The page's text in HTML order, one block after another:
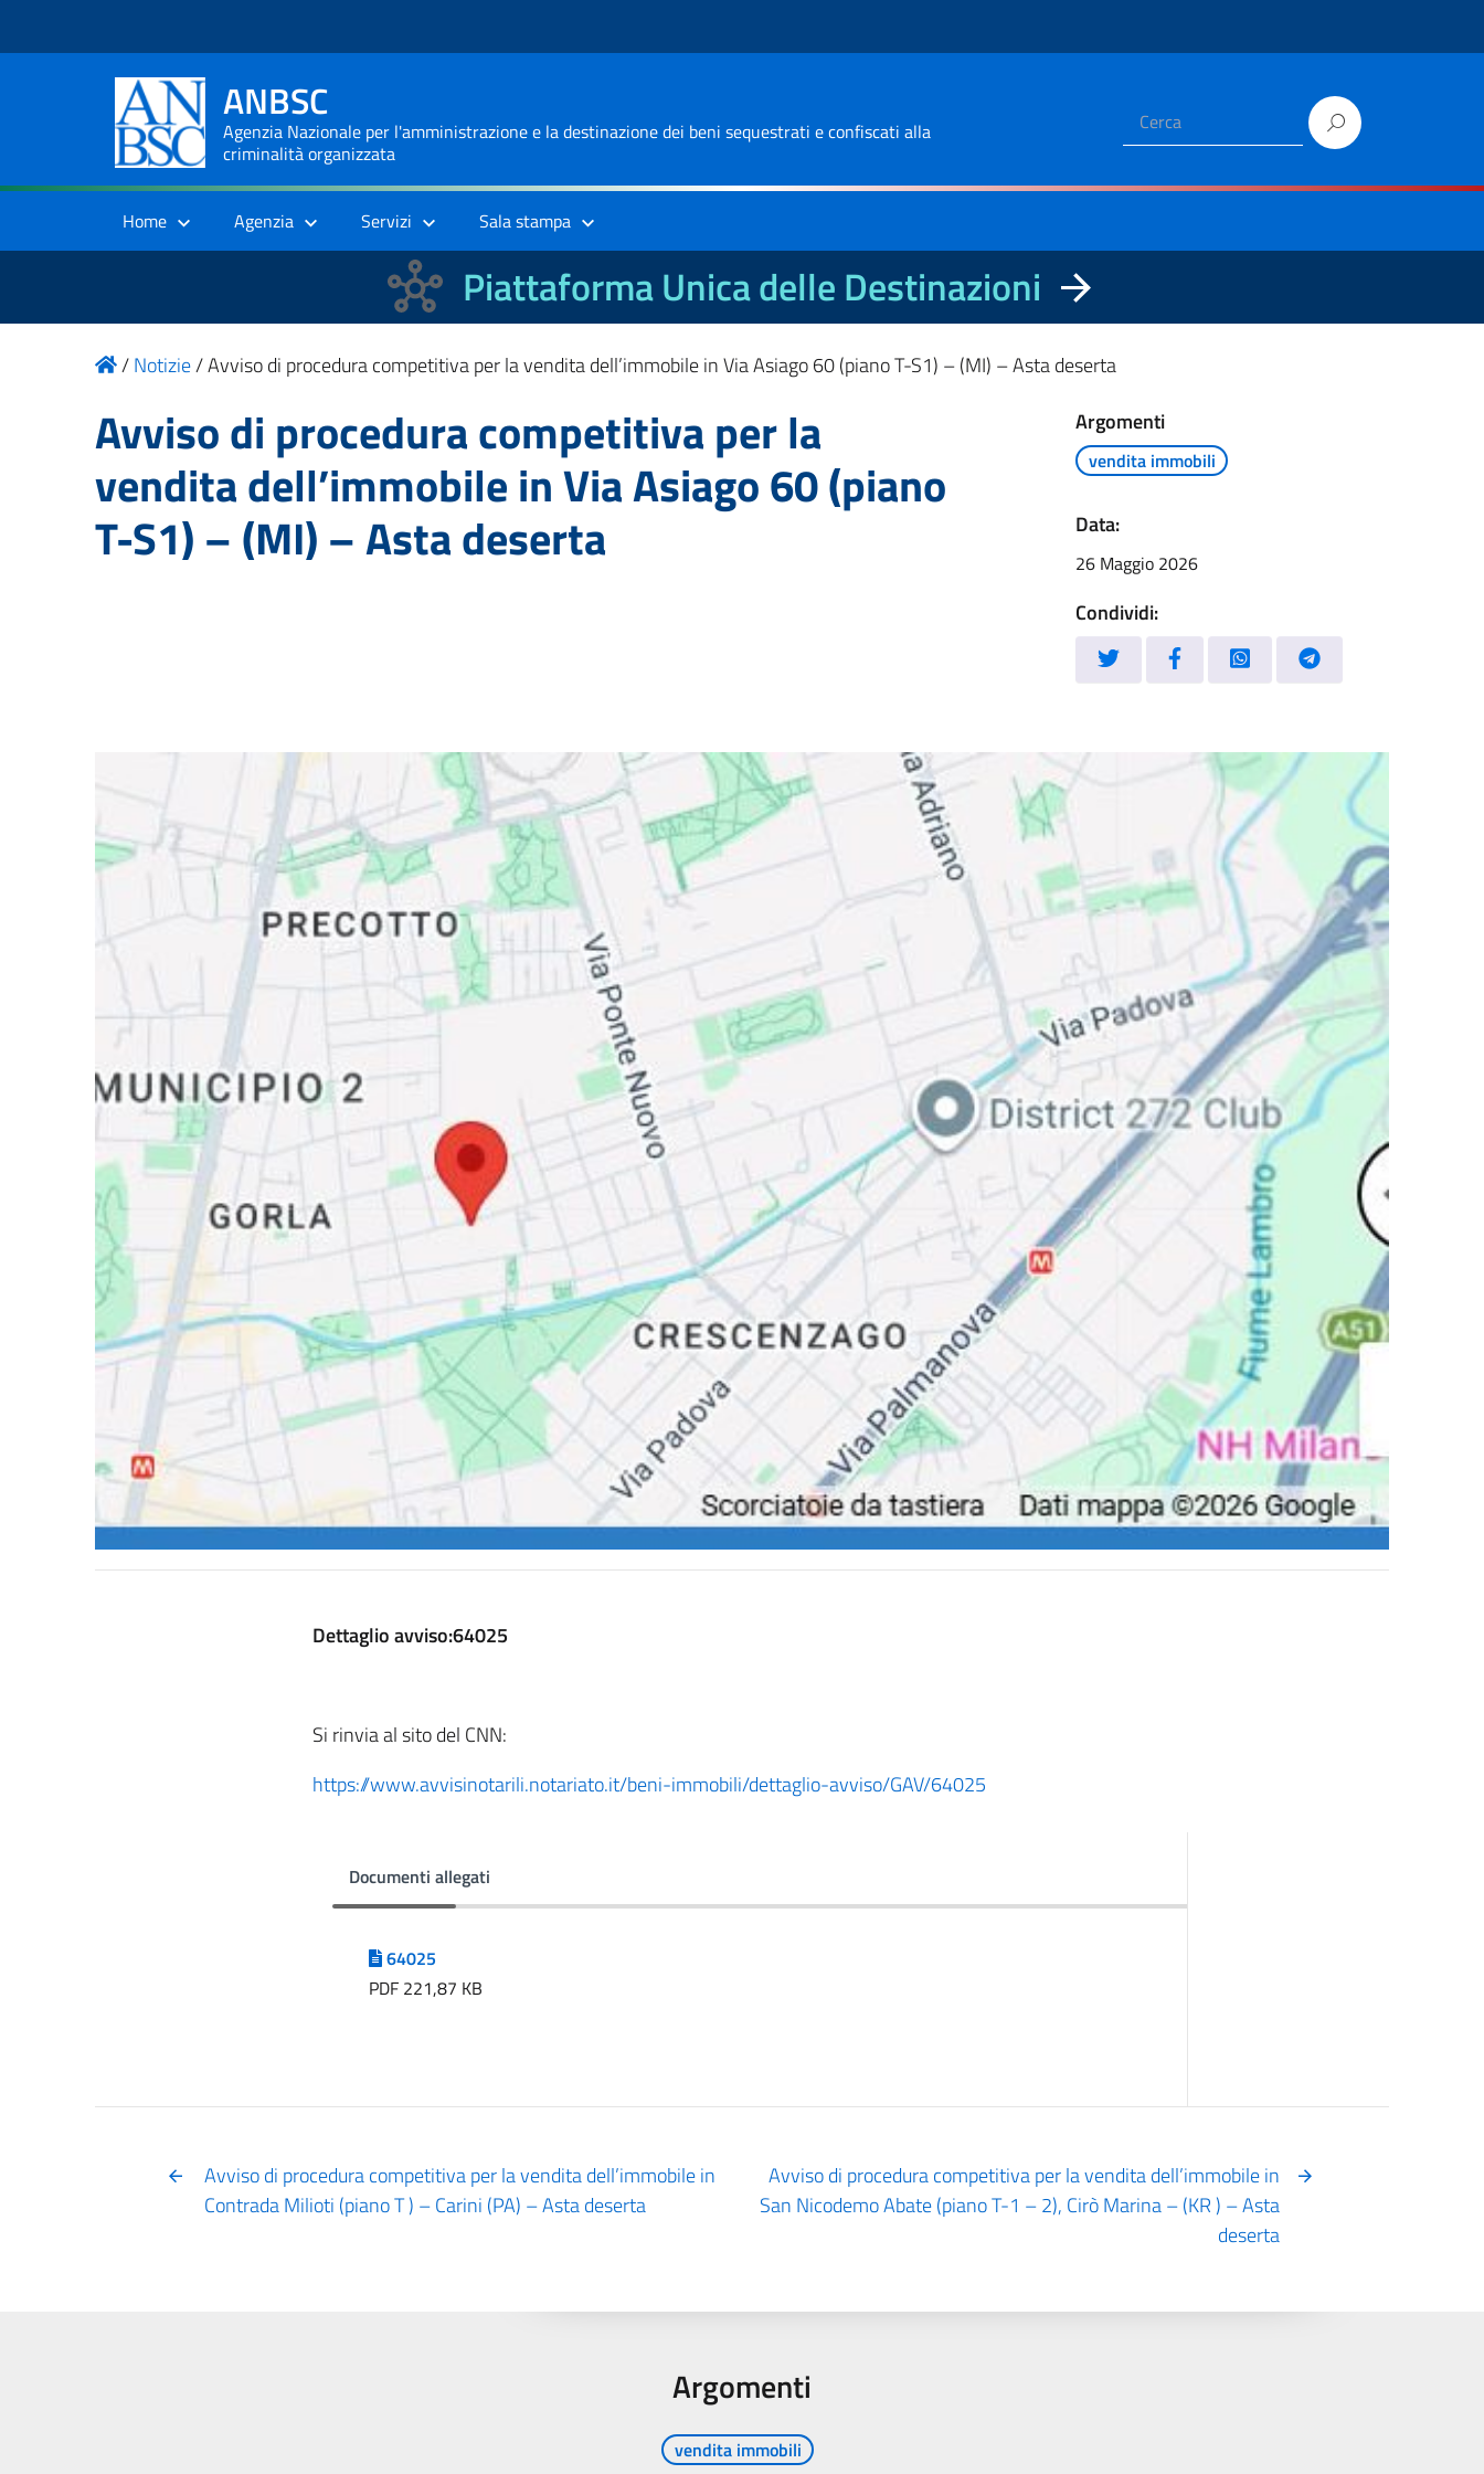
ANBSC
Agenzia Nazionale per l'amministrazione e la destinazione dei beni sequestrati e confiscati alla
criminalità organizzata
Home Agenzia Servizi Sala stampa
Piattaforma Unica delle Destinazioni
/Notizie/Avviso di procedura competitiva per la vendita dell’immobile in Via Asiago 60 (piano T-S1) – (MI) – Asta deserta
Avviso di procedura competitiva per la
vendita dell’immobile in Via Asiago 60 (piano
T-S1) – (MI) – Asta deserta
Argomenti
vendita immobili
Data:
26 Maggio 2026
Condividi:
Dettaglio avviso:64025
Si rinvia al sito del CNN:
https://www.avvisinotarili.notariato.it/beni-immobili/dettaglio-avviso/GAV/64025
Documenti allegati
64025
PDF 221,87 KB
Avviso di procedura competitiva per la vendita dell’immobile in
Contrada Milioti (piano T ) – Carini (PA) – Asta deserta
Avviso di procedura competitiva per la vendita dell’immobile in
San Nicodemo Abate (piano T-1 – 2), Cirò Marina – (KR ) – Asta
deserta
Argomenti
vendita immobili